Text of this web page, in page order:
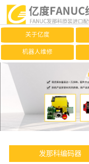
关于亿度
机器人维修
发那科编码器